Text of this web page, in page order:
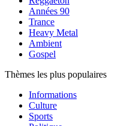
Années 90
Trance
Heavy Metal
Ambient
Gospel
Thèmes les plus populaires
Informations
Culture
Sports